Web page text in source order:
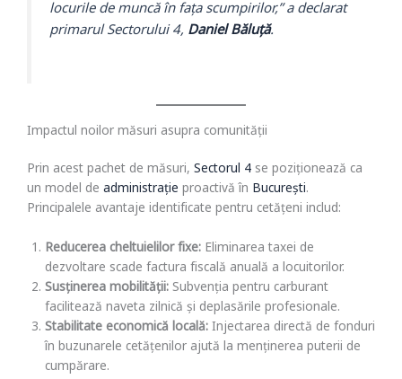
locurile de muncă în fața scumpirilor,” a declarat
primarul Sectorului 4, Daniel Băluță.
Impactul noilor măsuri asupra comunității
Prin acest pachet de măsuri, Sectorul 4 se poziționează ca
un model de administrație proactivă în București.
Principalele avantaje identificate pentru cetățeni includ:
Reducerea cheltuielilor fixe: Eliminarea taxei de
dezvoltare scade factura fiscală anuală a locuitorilor.
Susținerea mobilității: Subvenția pentru carburant
facilitează naveta zilnică și deplasările profesionale.
Stabilitate economică locală: Injectarea directă de fonduri
în buzunarele cetățenilor ajută la menținerea puterii de
cumpărare.